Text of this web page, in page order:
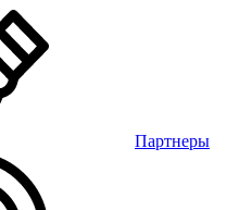
Партнеры